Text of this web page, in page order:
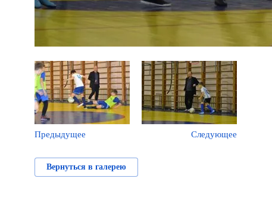
Предыдущее Следующее
Вернуться в галерею